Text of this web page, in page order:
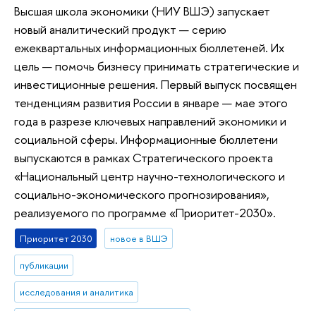
Высшая школа экономики (НИУ ВШЭ) запускает
новый аналитический продукт — серию
ежеквартальных информационных бюллетеней. Их
цель — помочь бизнесу принимать стратегические и
инвестиционные решения. Первый выпуск посвящен
тенденциям развития России в январе — мае этого
года в разрезе ключевых направлений экономики и
социальной сферы. Информационные бюллетени
выпускаются в рамках Стратегического проекта
«Национальный центр научно-технологического и
социально-экономического прогнозирования»,
реализуемого по программе «Приоритет-2030».
Приоритет 2030 новое в ВШЭ
публикации
исследования и аналитика